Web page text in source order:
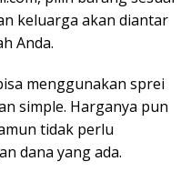
keluarga akan diantar
Anda.
menggunakan sprei
simple. Harganya pun
tidak perlu
dana yang ada.